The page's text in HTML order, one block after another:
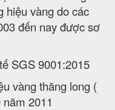
hiệu vàng do các
đến nay được sơ
SGS 9001:2015
vàng thăng long (
2011